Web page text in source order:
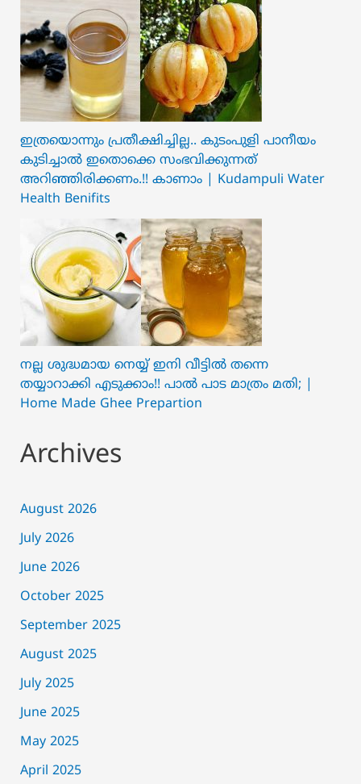
ഇത്രയൊന്നും പ്രതീക്ഷിച്ചില്ല.. ക‍ു‌ടംപുളി പാനീയം
കുടിച്ചാൽ ഇതൊക്കെ സംഭവിക്കുന്നത്
അറിഞ്ഞിരിക്കണം.!! കാണാം | Kudampuli Water
Health Benifits
നല്ല ശുദ്ധമായ നെയ്യ് ഇനി വീട്ടിൽ തന്നെ
തയ്യാറാക്കി എടുക്കാം!! പാൽ പാട മാത്രം മതി; |
Home Made Ghee Prepartion
Archives
August 2026
July 2026
June 2026
October 2025
September 2025
August 2025
July 2025
June 2025
May 2025
April 2025